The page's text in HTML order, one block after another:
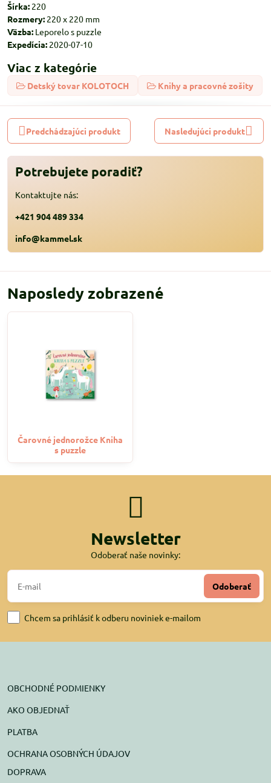
Šírka: 220
Rozmery: 220 x 220 mm
Väzba: Leporelo s puzzle
Expedícia: 2020-07-10
Viac z kategórie
Detský tovar KOLOTOCH Knihy a pracovné zošity
Predchádzajúci produkt Nasledujúci produkt
Potrebujete poradiť?
Kontaktujte nás:
+421 904 489 334
info@kammel.sk
Naposledy zobrazené
Čarovné jednorožce Kniha
s puzzle
Newsletter
Odoberať naše novinky:
Odoberať
Chcem sa prihlásiť k odberu noviniek e-mailom
OBCHODNÉ PODMIENKY
AKO OBJEDNAŤ
PLATBA
OCHRANA OSOBNÝCH ÚDAJOV
DOPRAVA